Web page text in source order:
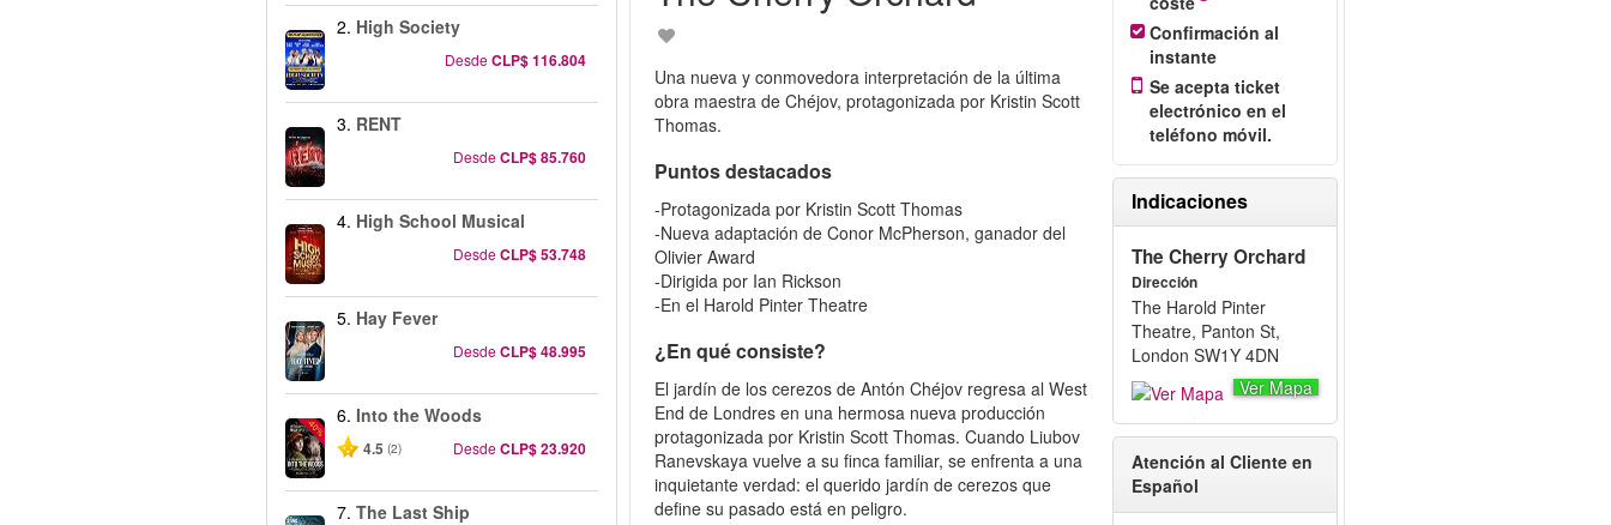
2. High Society
DesdeCLP$ 116.804
3. RENT
DesdeCLP$ 85.760
4. High School Musical
DesdeCLP$ 53.748
5. Hay Fever
DesdeCLP$ 48.995
-40%
6. Into the Woods
4.5 (2) DesdeCLP$ 23.920
7. The Last Ship
Una nueva y conmovedora interpretación de la última
obra maestra de Chéjov, protagonizada por Kristin Scott
Thomas.
Puntos destacados
-Protagonizada por Kristin Scott Thomas
-Nueva adaptación de Conor McPherson, ganador del
Olivier Award
-Dirigida por Ian Rickson
-En el Harold Pinter Theatre
¿En qué consiste?
El jardín de los cerezos de Antón Chéjov regresa al West
End de Londres en una hermosa nueva producción
protagonizada por Kristin Scott Thomas. Cuando Liubov
Ranevskaya vuelve a su finca familiar, se enfrenta a una
inquietante verdad: el querido jardín de cerezos que
define su pasado está en peligro.
Confirmación al
instante
Se acepta ticket
electrónico en el
teléfono móvil.
Indicaciones
The Cherry Orchard
Dirección
The Harold Pinter
Theatre, Panton St,
London SW1Y 4DN
Ver Mapa
Atención al Cliente en
Español